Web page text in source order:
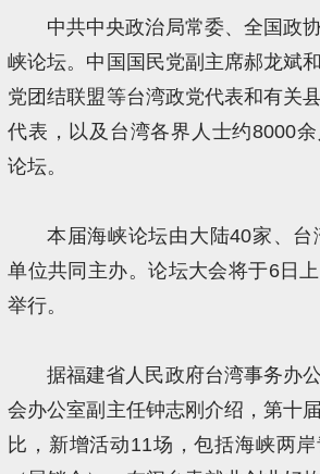
中共中央政治局常委、全国政
峡论坛。中国国民党副主席郝龙斌
党团结联盟等台湾政党代表和有关
代表，以及台湾各界人士约8000
论坛。
本届海峡论坛由大陆40家、台
单位共同主办。论坛大会将于6日
举行。
据福建省人民政府台湾事务办
会办公室副主任钟志刚介绍，第十
比，新增活动11场，包括海峡两